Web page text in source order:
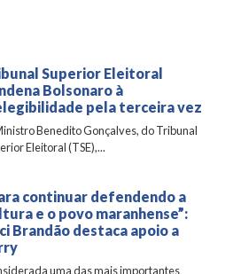
Superior Eleitoral
Bolsonaro à
pela terceira vez
Benedito Gonçalves, do Tribunal
Eleitoral (TSE),...
continuar defendendo a
e o povo maranhense”:
Brandão destaca apoio a
uma das mais importantes